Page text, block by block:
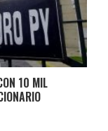
10 MIL